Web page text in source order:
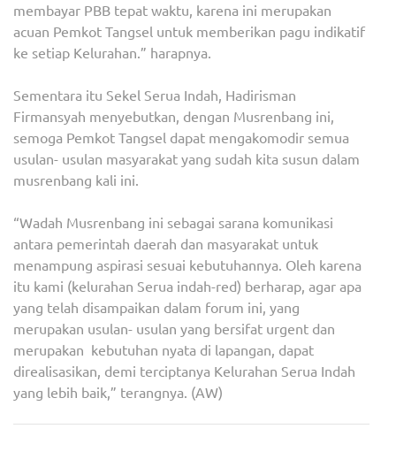
membayar PBB tepat waktu, karena ini merupakan
acuan Pemkot Tangsel untuk memberikan pagu indikatif
ke setiap Kelurahan.” harapnya.
Sementara itu Sekel Serua Indah, Hadirisman
Firmansyah menyebutkan, dengan Musrenbang ini,
semoga Pemkot Tangsel dapat mengakomodir semua
usulan- usulan masyarakat yang sudah kita susun dalam
musrenbang kali ini.
“Wadah Musrenbang ini sebagai sarana komunikasi
antara pemerintah daerah dan masyarakat untuk
menampung aspirasi sesuai kebutuhannya. Oleh karena
itu kami (kelurahan Serua indah-red) berharap, agar apa
yang telah disampaikan dalam forum ini, yang
merupakan usulan- usulan yang bersifat urgent dan
merupakan kebutuhan nyata di lapangan, dapat
direalisasikan, demi terciptanya Kelurahan Serua Indah
yang lebih baik,” terangnya. (AW)